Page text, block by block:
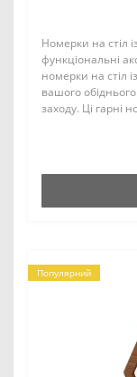
Номерки на стіл
функціональні
номерки на стіл
вашого
заходу. Ці гарні
Популярний